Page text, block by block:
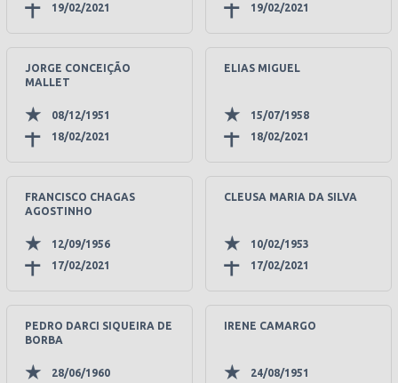
19/02/2021 19/02/2021
JORGE CONCEIÇÃO
MALLET
08/12/1951
18/02/2021
ELIAS MIGUEL
15/07/1958
18/02/2021
FRANCISCO CHAGAS
AGOSTINHO
12/09/1956
17/02/2021
CLEUSA MARIA DA SILVA
10/02/1953
17/02/2021
PEDRO DARCI SIQUEIRA DE
BORBA
28/06/1960
IRENE CAMARGO
24/08/1951